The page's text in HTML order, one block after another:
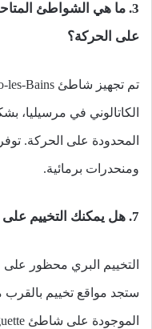
3. ما هي الشواطئ
على الحركة؟
الكاتالوني في مرسيليا،
المحدودة على الحركة.
ومنحدرات برمائية.
7. هل يمكنك التخييم على الشواطئ في فرنسا؟
التخييم البري محظور
ستجد مواقع تخييم
الموجودة على شاطئ Espiguette أو شاطئ Palombaggia.